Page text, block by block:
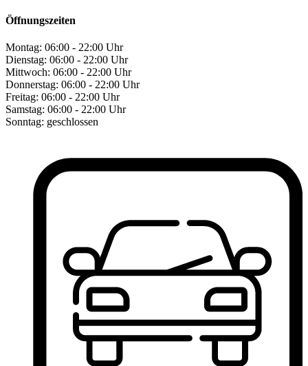
Öffnungszeiten
Montag: 06:00 - 22:00 Uhr
Dienstag: 06:00 - 22:00 Uhr
Mittwoch: 06:00 - 22:00 Uhr
Donnerstag: 06:00 - 22:00 Uhr
Freitag: 06:00 - 22:00 Uhr
Samstag: 06:00 - 22:00 Uhr
Sonntag: geschlossen